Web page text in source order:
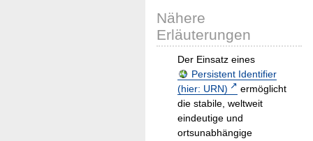
Nähere
Erläuterungen
Der Einsatz eines
Persistent Identifier
(hier: URN)
ermöglicht
die stabile, weltweit
eindeutige und
ortsunabhängige